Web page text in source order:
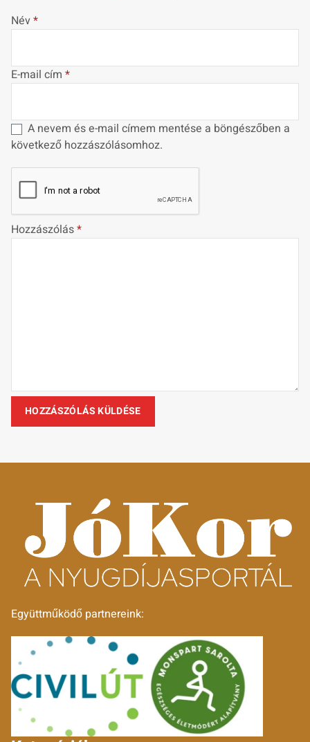
Név*
E-mail cím *
A nevem és e-mail címem mentése a böngészőben a
következő hozzászólásomhoz.
Hozzászólás*
Együttműködő partnereink: